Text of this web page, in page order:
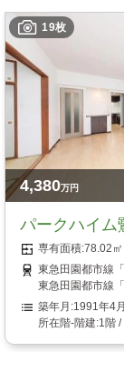
19枚
4,380万円
パークハイム
78.02
東急田園都市線
東急田園都市線
1991年4
1階